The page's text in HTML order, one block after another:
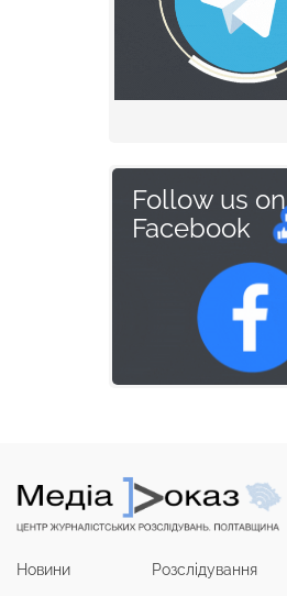
Follow us on
Facebook
Новини Розслідування